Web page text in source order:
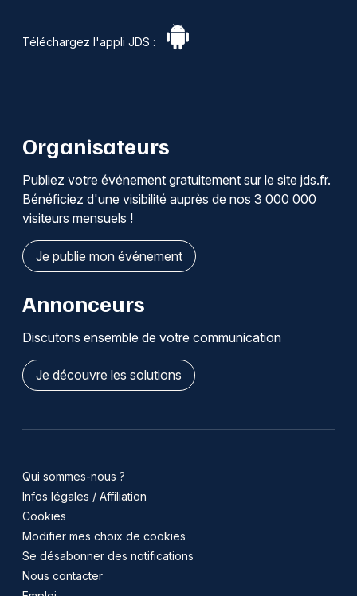
Téléchargez l'appli JDS :
Organisateurs
Publiez votre événement gratuitement sur le site jds.fr.
Bénéficiez d'une visibilité auprès de nos 3 000 000
visiteurs mensuels !
Je publie mon événement
Annonceurs
Discutons ensemble de votre communication
Je découvre les solutions
Qui sommes-nous ?
Infos légales / Affiliation
Cookies
Modifier mes choix de cookies
Se désabonner des notifications
Nous contacter